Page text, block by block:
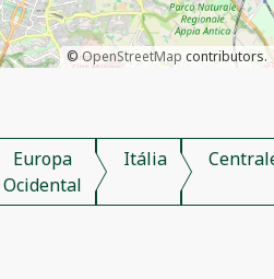
©OpenStreetMap contributors.
Europa
Ocidental
Itália